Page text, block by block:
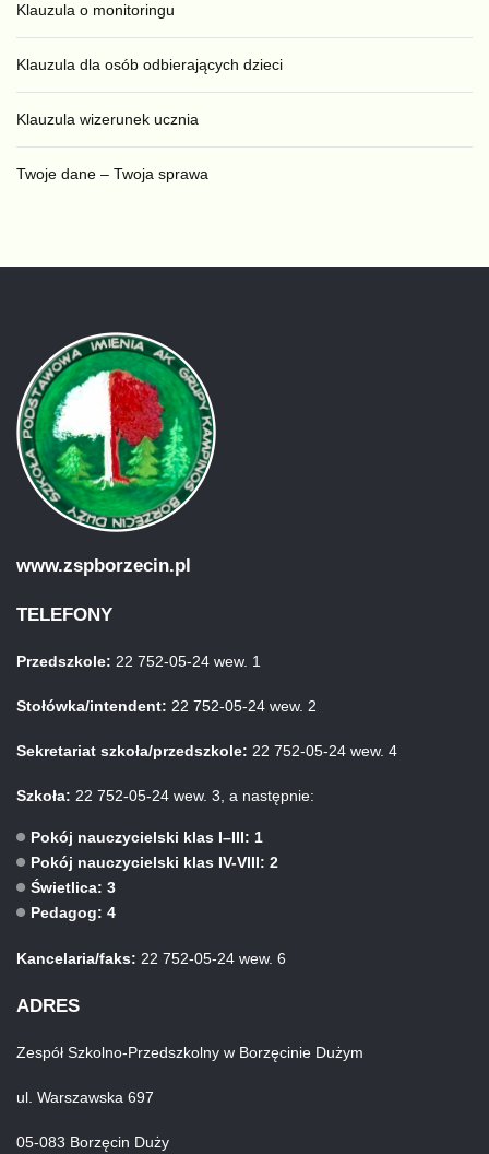
Klauzula o monitoringu
Klauzula dla osób odbierających dzieci
Klauzula wizerunek ucznia
Twoje dane – Twoja sprawa
www.zspborzecin.pl
TELEFONY
Przedszkole: 22 752-05-24 wew. 1
Stołówka/intendent: 22 752-05-24 wew. 2
Sekretariat szkoła/przedszkole: 22 752-05-24 wew. 4
Szkoła: 22 752-05-24 wew. 3, a następnie:
Pokój nauczycielski klas I–III: 1
Pokój nauczycielski klas IV-VIII: 2
Świetlica: 3
Pedagog: 4
Kancelaria/faks: 22 752-05-24 wew. 6
ADRES
Zespół Szkolno-Przedszkolny w Borzęcinie Dużym
ul. Warszawska 697
05-083 Borzęcin Duży